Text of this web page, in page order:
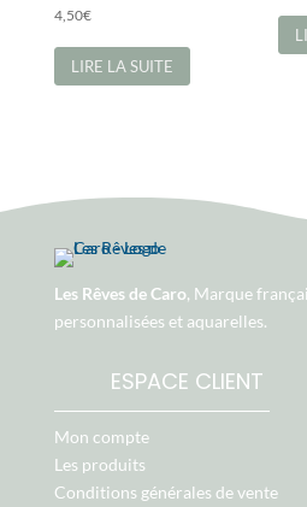
4,50€
LIRE LA SUITE
Les Rêves de Caro, Marque
personnalisées et aquarelles.
ESPACE CLIENT
Mon compte
Les produits
Conditions générales de vente